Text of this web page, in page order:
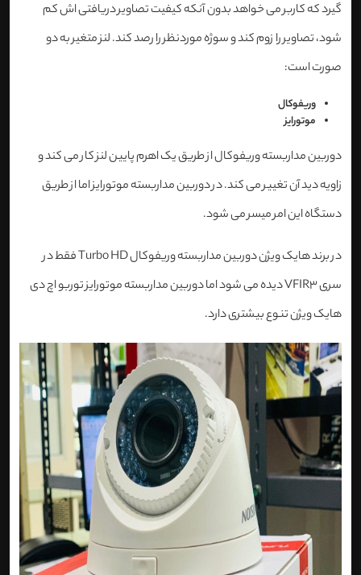
گیرد که کاربر می خواهد بدون آنکه کیفیت تصاویر دریافتی اش کم
شود، تصاویر را زوم کند و سوژه موردنظر را رصد کند. لنز متغیر به دو
صورت است:
وریفوکال
موتورایز
دوربین مداربسته وریفوکال از طریق یک اهرم پایین لنز کار می کند و
زاویه دید آن تغییر می کند. در دوربین مداربسته موتورایز اما از طریق
دستگاه این امر میسر می شود.
در برند هایک ویژن دوربین مداربسته وریفوکال Turbo HD فقط در
سری VFIR3 دیده می شود اما دوربین مداربسته موتورایز توربو اچ دی
هایک ویژن تنوع بیشتری دارد.